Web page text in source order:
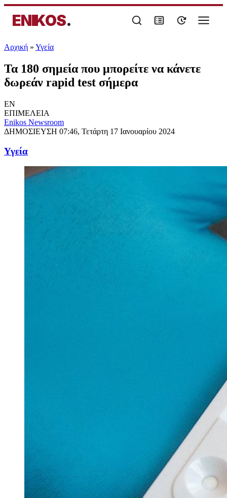
ENIKOS.
Αρχική » Υγεία
Τα 180 σημεία που μπορείτε να κάνετε
δωρεάν rapid test σήμερα
EN
ΕΠΙΜΕΛΕΙΑ
Enikos Newsroom
ΔΗΜΟΣΙΕΥΣΗ 07:46, Τετάρτη 17 Ιανουαρίου 2024
Υγεία